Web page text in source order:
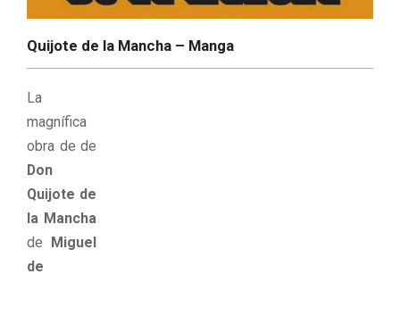
Quijote de la Mancha – Manga
La
magnífica
obra de de
Don
Quijote de
la Mancha
de Miguel
de